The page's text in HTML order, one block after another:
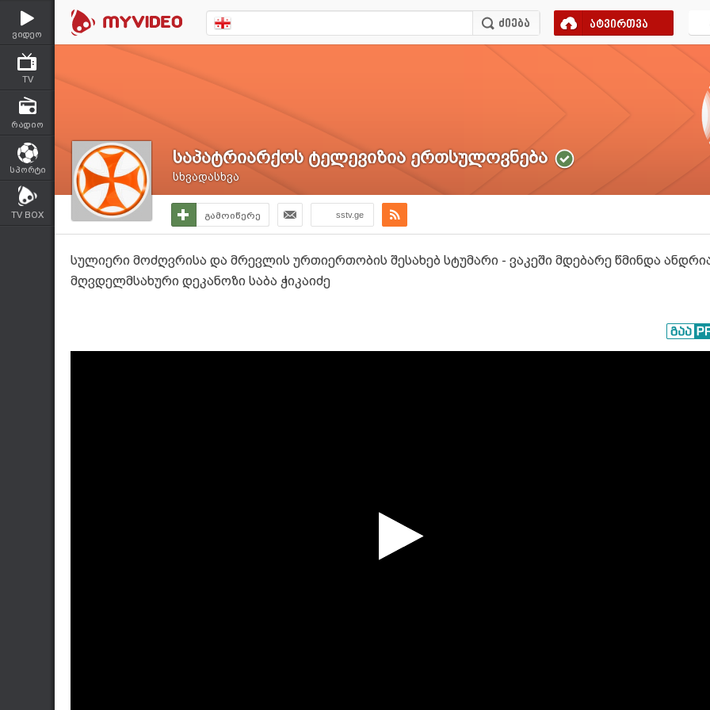
ვიდეო
TV
რადიო
სპორტი
TV BOX
ატვირთვა
საპატრიარქოს ტელევიზია ერთსულოვნება
სხვადასხვა
გამოიწერე sstv.ge
სულიერი მოძღვრისა და მრევლის ურთიერთობის შესახებ სტუმარი - ვაკეში მდებარე წმინდა
მღვდელმსახური დეკანოზი საბა ჭიკაიძე